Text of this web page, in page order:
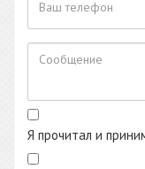
Я прочитал и